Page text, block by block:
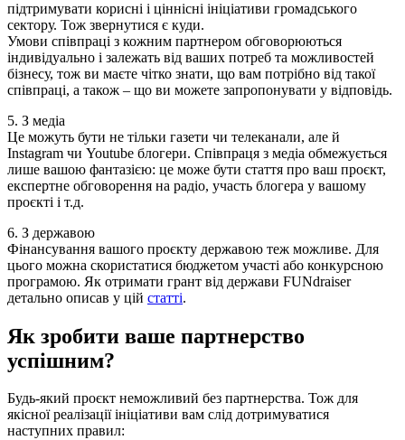
підтримувати корисні і ціннісні ініціативи громадського
сектору. Тож звернутися є куди.
Умови співпраці з кожним партнером обговорюються
індивідуально і залежать від ваших потреб та можливостей
бізнесу, тож ви маєте чітко знати, що вам потрібно від такої
співпраці, а також – що ви можете запропонувати у відповідь.
5. З медіа
Це можуть бути не тільки газети чи телеканали, але й
Instagram чи Youtube блогери. Співпраця з медіа обмежується
лише вашою фантазією: це може бути стаття про ваш проєкт,
експертне обговорення на радіо, участь блогера у вашому
проєкті і т.д.
6. З державою
Фінансування вашого проєкту державою теж можливе. Для
цього можна скористатися бюджетом участі або конкурсною
програмою. Як отримати грант від держави FUNdraiser
детально описав у цій статті.
Як зробити ваше партнерство
успішним?
Будь-який проєкт неможливий без партнерства. Тож для
якісної реалізації ініціативи вам слід дотримуватися
наступних правил: